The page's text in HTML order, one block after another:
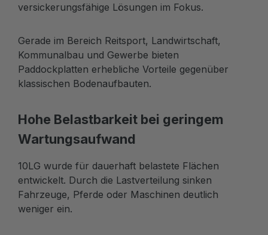
versickerungsfähige Lösungen im Fokus.
Gerade im Bereich Reitsport, Landwirtschaft,
Kommunalbau und Gewerbe bieten
Paddockplatten erhebliche Vorteile gegenüber
klassischen Bodenaufbauten.
Hohe Belastbarkeit bei geringem
Wartungsaufwand
10LG wurde für dauerhaft belastete Flächen
entwickelt. Durch die Lastverteilung sinken
Fahrzeuge, Pferde oder Maschinen deutlich
weniger ein.